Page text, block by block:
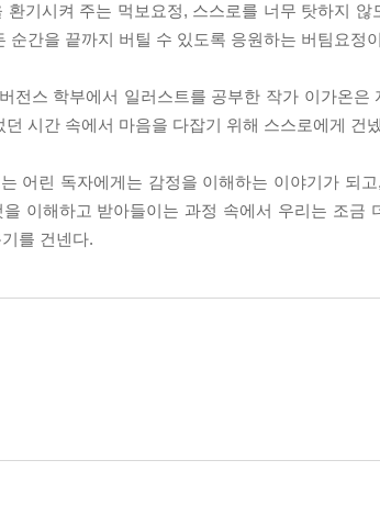
환기시켜 주는 먹보요정, 스스로를 너무 탓하지
순간을 끝까지 버틸 수 있도록 응원하는 버팀요정
전스 학부에서 일러스트를 공부한 작가 이가온
시간 속에서 마음을 다잡기 위해 스스로에게 건
는 어린 독자에게는 감정을 이해하는 이야기가 되
이해하고 받아들이는 과정 속에서 우리는 조
를 건넨다.